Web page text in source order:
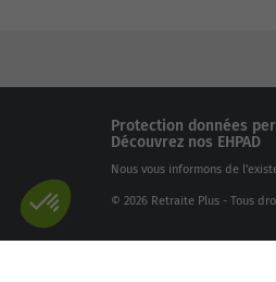
Protection données
Découvrez nos EHPAD
Nous vous informons de
© 2026 Retraite Plus - Tous